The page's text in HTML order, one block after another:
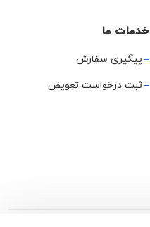
خدمات ما
پیگیری سفارش
ثبت درخواست تعویض